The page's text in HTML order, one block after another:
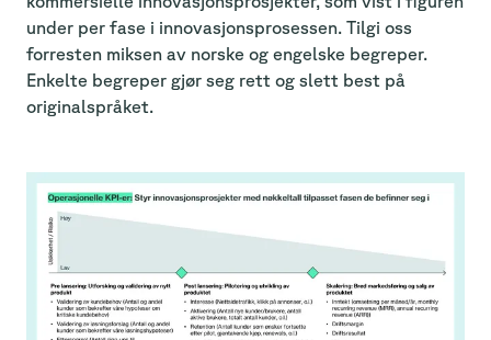
under per fase i innovasjonsprosessen. Tilgi oss
forresten miksen av norske og engelske begreper.
Enkelte begreper gjør seg rett og slett best på
originalspråket.